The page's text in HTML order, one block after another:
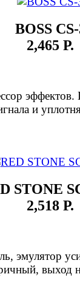
BOSS
2,465 Р.
эффектов.
и
STONE
2,518 Р.
эмулятор
выход